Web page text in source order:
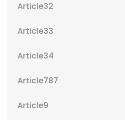
Article32
Article33
Article34
Article787
Article9